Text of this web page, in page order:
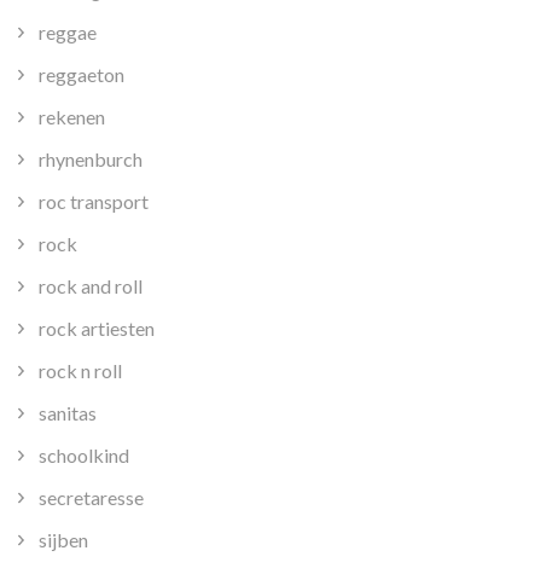
reggae
reggaeton
rekenen
rhynenburch
roc transport
rock
rock and roll
rock artiesten
rock n roll
sanitas
schoolkind
secretaresse
sijben